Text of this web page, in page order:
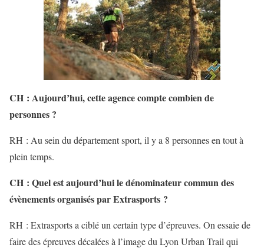
CH : Aujourd’hui, cette agence compte combien de
personnes ?
RH : Au sein du département sport, il y a 8 personnes en tout à
plein temps.
CH : Quel est aujourd’hui le dénominateur commun des
évènements organisés par Extrasports ?
RH : Extrasports a ciblé un certain type d’épreuves. On essaie de
faire des épreuves décalées à l’image du Lyon Urban Trail qui